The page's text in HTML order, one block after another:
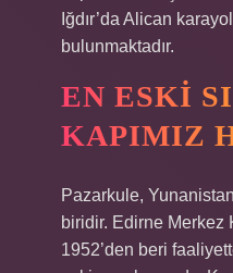
Iğdır’da Alican
bulunmaktadır.
EN ESKI
KAPIMIZ
Pazarkule,
biridir. Edirne Merkez
1952’den beri